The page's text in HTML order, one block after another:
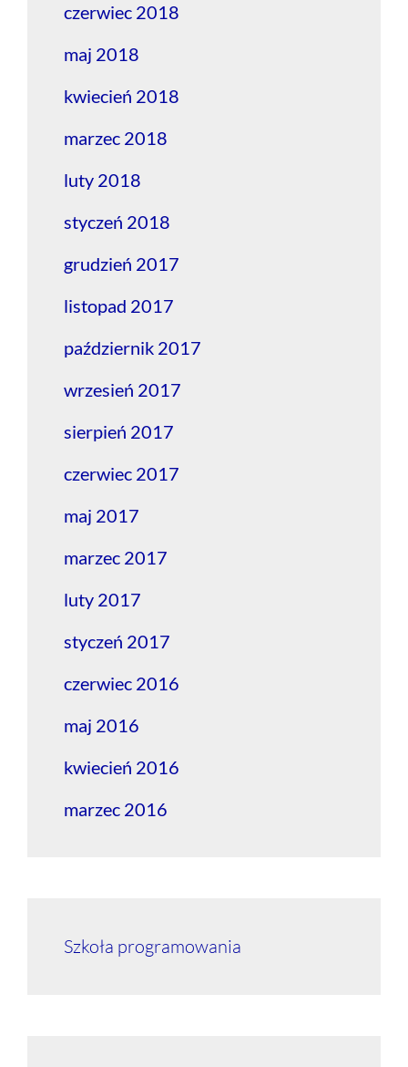
czerwiec 2018
maj 2018
kwiecień 2018
marzec 2018
luty 2018
styczeń 2018
grudzień 2017
listopad 2017
październik 2017
wrzesień 2017
sierpień 2017
czerwiec 2017
maj 2017
marzec 2017
luty 2017
styczeń 2017
czerwiec 2016
maj 2016
kwiecień 2016
marzec 2016
Szkoła programowania